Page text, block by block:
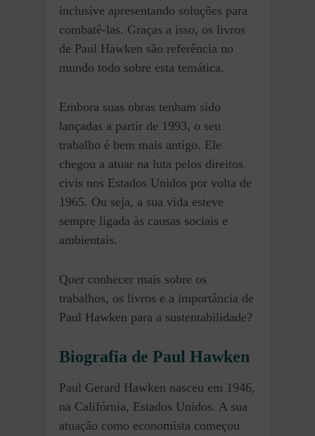
inclusive apresentando soluções para
combatê-las. Graças a isso, os livros
de Paul Hawken são referência no
mundo todo sobre esta temática.
Embora suas obras tenham sido
lançadas a partir de 1993, o seu
trabalho é bem mais antigo. Ele
chegou a atuar na luta pelos direitos
civis nos Estados Unidos por volta de
1965. Ou seja, a sua vida esteve
sempre ligada às causas sociais e
ambientais.
Quer conhecer mais sobre os
trabalhos, os livros e a importância de
Paul Hawken para a sustentabilidade?
Biografia de Paul Hawken
Paul Gerard Hawken nasceu em 1946,
na Califórnia, Estados Unidos. A sua
atuação como economista começou